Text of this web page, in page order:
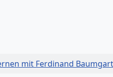
mit Ferdinand